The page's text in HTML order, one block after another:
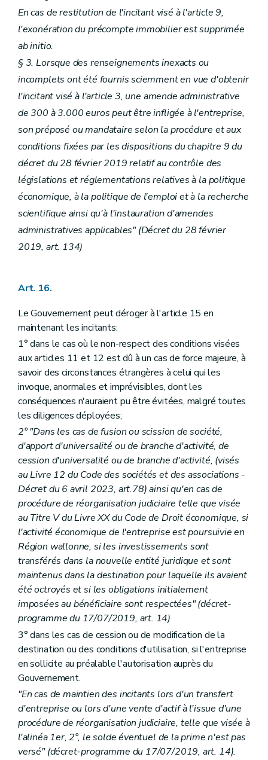
En cas de restitution de l'incitant visé à l'article 9,
l'exonération du précompte immobilier est supprimée
ab initio.
§ 3. Lorsque des renseignements inexacts ou
incomplets ont été fournis sciemment en vue d'obtenir
l'incitant visé à l'article 3, une amende administrative
de 300 à 3.000 euros peut être infligée à l'entreprise,
son préposé ou mandataire selon la procédure et aux
conditions fixées par les dispositions du chapitre 9 du
décret du 28 février 2019 relatif au contrôle des
législations et réglementations relatives à la politique
économique, à la politique de l'emploi et à la recherche
scientifique ainsi qu'à l'instauration d'amendes
administratives applicables" (Décret du 28 février
2019, art. 134)
Art. 16.
Le Gouvernement peut déroger à l'article 15 en
maintenant les incitants:
1° dans le cas où le non-respect des conditions visées
aux articles 11 et 12 est dû à un cas de force majeure, à
savoir des circonstances étrangères à celui qui les
invoque, anormales et imprévisibles, dont les
conséquences n'auraient pu être évitées, malgré toutes
les diligences déployées;
2° "Dans les cas de fusion ou scission de société,
d'apport d'universalité ou de branche d'activité, de
cession d'universalité ou de branche d'activité, (visés
au Livre 12 du Code des sociétés et des associations -
Décret du 6 avril 2023, art.78)ainsi qu'en cas de
procédure de réorganisation judiciaire telle que visée
au Titre V du Livre XX du Code de Droit économique, si
l'activité économique de l'entreprise est poursuivie en
Région wallonne, si les investissements sont
transférés dans la nouvelle entité juridique et sont
maintenus dans la destination pour laquelle ils avaient
été octroyés et si les obligations initialement
imposées au bénéficiaire sont respectées" (décret-
programme du 17/07/2019, art. 14)
3° dans les cas de cession ou de modification de la
destination ou des conditions d'utilisation, si l'entreprise
en sollicite au préalable l'autorisation auprès du
Gouvernement.
"En cas de maintien des incitants lors d'un transfert
d'entreprise ou lors d'une vente d'actif à l'issue d'une
procédure de réorganisation judiciaire, telle que visée à
l'alinéa 1er, 2°, le solde éventuel de la prime n'est pas
versé" (décret-programme du 17/07/2019, art. 14).